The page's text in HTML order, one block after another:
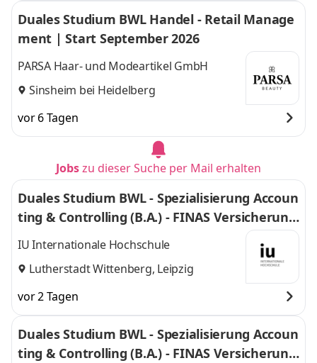
Duales Studium BWL Handel - Retail Manage
ment | Start September 2026
PARSA Haar- und Modeartikel GmbH
Sinsheim bei Heidelberg
vor 6 Tagen
Jobszu dieser Suche per Mail erhalten
Duales Studium BWL - Spezialisierung Accoun
ting & Controlling (B.A.) - FINAS Versicherung
smakler GmbH
IU Internationale Hochschule
Lutherstadt Wittenberg, Leipzig
vor 2 Tagen
Duales Studium BWL - Spezialisierung Accoun
ting & Controlling (B.A.) - FINAS Versicherung